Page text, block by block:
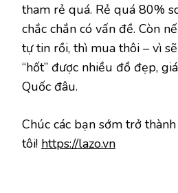
tham rẻ quá. Rẻ quá 80%
chắc chắn có vấn đề. Còn
tự tin rồi, thì mua thôi – vì
“hốt” được nhiều đồ đẹp,
Quốc đâu.
Chúc các bạn sớm trở
tôi! https://lazo.vn